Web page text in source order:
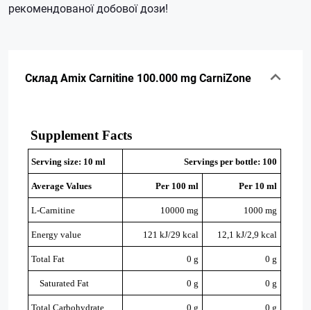
рекомендованої добової дози!
Склад Amix Carnitine 100.000 mg CarniZone
Supplement Facts
Serving size: 10 ml Servings per bottle: 100
Average Values Per 100 ml Per 10 ml
L-Carnitine 10000 mg 1000 mg
Energy value 121 kJ/29 kcal 12,1 kJ/2,9 kcal
Total Fat 0 g 0 g
Saturated Fat 0 g 0 g
Total Carbohydrate 0 g 0 g